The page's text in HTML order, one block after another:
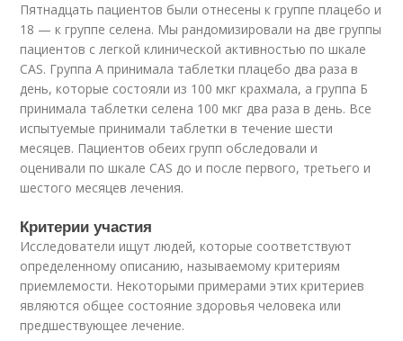
Пятнадцать пациентов были отнесены к группе плацебо и
18 — к группе селена. Мы рандомизировали на две группы
пациентов с легкой клинической активностью по шкале
CAS. Группа А принимала таблетки плацебо два раза в
день, которые состояли из 100 мкг крахмала, а группа Б
принимала таблетки селена 100 мкг два раза в день. Все
испытуемые принимали таблетки в течение шести
месяцев. Пациентов обеих групп обследовали и
оценивали по шкале CAS до и после первого, третьего и
шестого месяцев лечения.
Критерии участия
Исследователи ищут людей, которые соответствуют
определенному описанию, называемому критериям
приемлемости. Некоторыми примерами этих критериев
являются общее состояние здоровья человека или
предшествующее лечение.